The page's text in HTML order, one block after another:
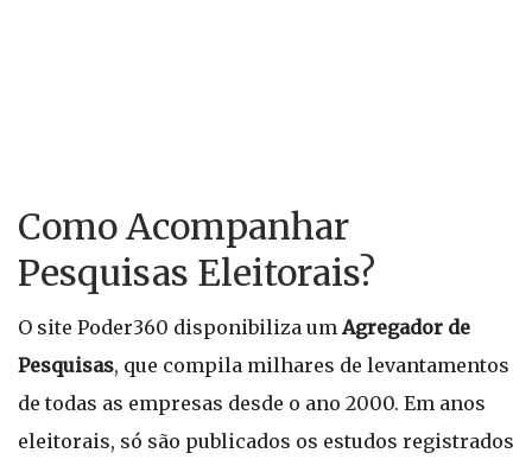
Como Acompanhar
Pesquisas Eleitorais?
O site Poder360 disponibiliza umAgregador de
Pesquisas, que compila milhares de levantamentos
de todas as empresas desde o ano 2000. Em anos
eleitorais, só são publicados os estudos registrados